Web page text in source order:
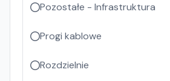
Pozostałe - Infrastruktura
Progi kablowe
Rozdzielnie